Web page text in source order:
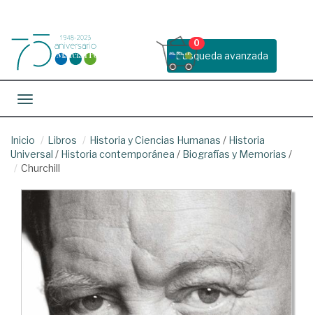
Busqueda avanzada
0
Toggle navigation
Inicio Libros Historia y Ciencias Humanas / Historia
Universal / Historia contemporánea / Biografías y Memorias /
Churchill